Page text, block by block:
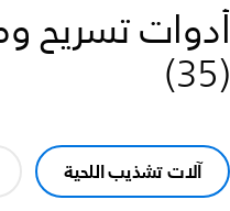
أدوات تسريح
(
35
)
آلات تشذيب اللحية